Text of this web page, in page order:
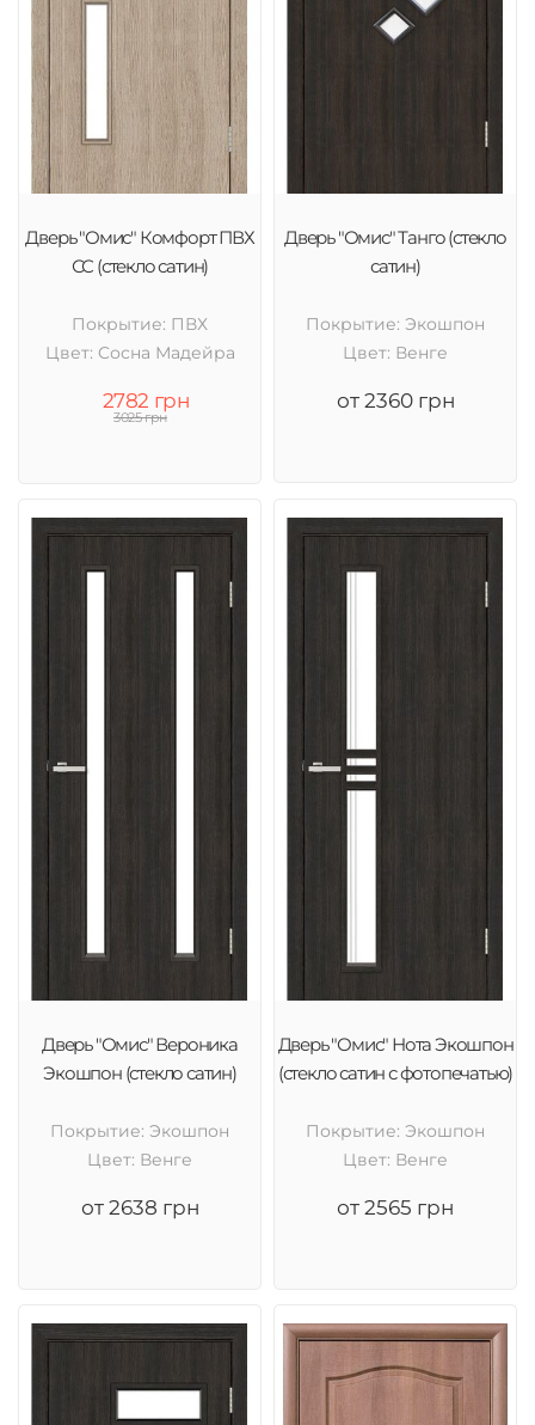
Дверь "Омис" Комфорт ПВХ
СС (стекло сатин)
Покрытие: ПВХ
Цвет: Cосна Мадейра
2782 грн
3025 грн
Дверь "Омис" Танго (стекло
сатин)
Покрытие: Экошпон
Цвет: Венге
от 2360 грн
Дверь "Омис" Вероника
Экошпон (стекло сатин)
Покрытие: Экошпон
Цвет: Венге
от 2638 грн
Дверь "Омис" Нота Экошпон
(стекло сатин с фотопечатью)
Покрытие: Экошпон
Цвет: Венге
от 2565 грн